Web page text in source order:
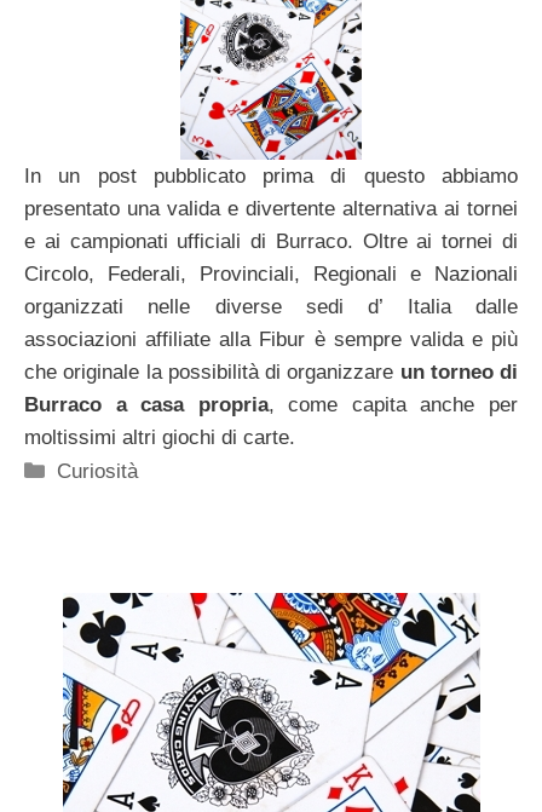
In un post pubblicato prima di questo abbiamo
presentato una valida e divertente alternativa ai tornei
e ai campionati ufficiali di Burraco. Oltre ai tornei di
Circolo, Federali, Provinciali, Regionali e Nazionali
organizzati nelle diverse sedi d’ Italia dalle
associazioni affiliate alla Fibur è sempre valida e più
che originale la possibilità di organizzare un torneo di
Burraco a casa propria, come capita anche per
moltissimi altri giochi di carte.
Categorie
Curiosità